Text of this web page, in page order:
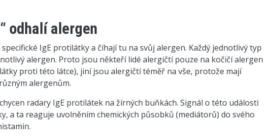
odhalí alergen
IgE protilátky a číhají tu na svůj alergen. Každý jednotlivý typ
alergen. Proto jsou někteří lidé alergičtí pouze na kočičí alergen
proti této látce), jiní jsou alergičtí téměř na vše, protože mají
alergenům.
radary IgE protilátek na žírných buňkách. Signál o této události
a ta reaguje uvolněním chemických působků (mediátorů) do svého